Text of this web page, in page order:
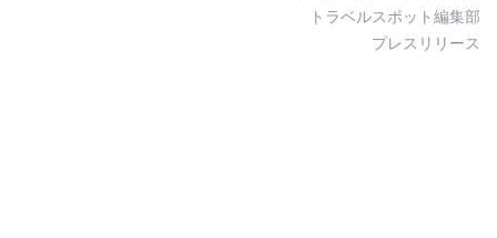
トラベルスポット編集部
プレスリリース